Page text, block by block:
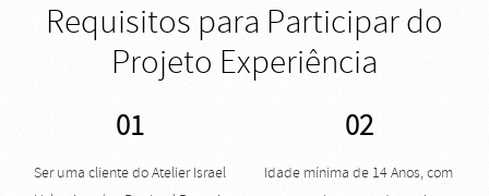
Requisitos para Participar do
Projeto Experiência
01
Ser uma cliente do Atelier Israel
02
Idade mínima de 14 Anos, com